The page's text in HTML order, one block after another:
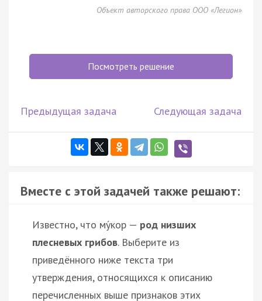
Объект авторского права ООО «Легион»
Посмотреть решение
Предыдущая задача Следующая задача
Вместе с этой задачей также решают:
Известно, что му́кор — род низших
плесневых грибов. Выберите из
приведённого ниже текста три
утверждения, относящихся к описанию
перечисленных выше признаков этих